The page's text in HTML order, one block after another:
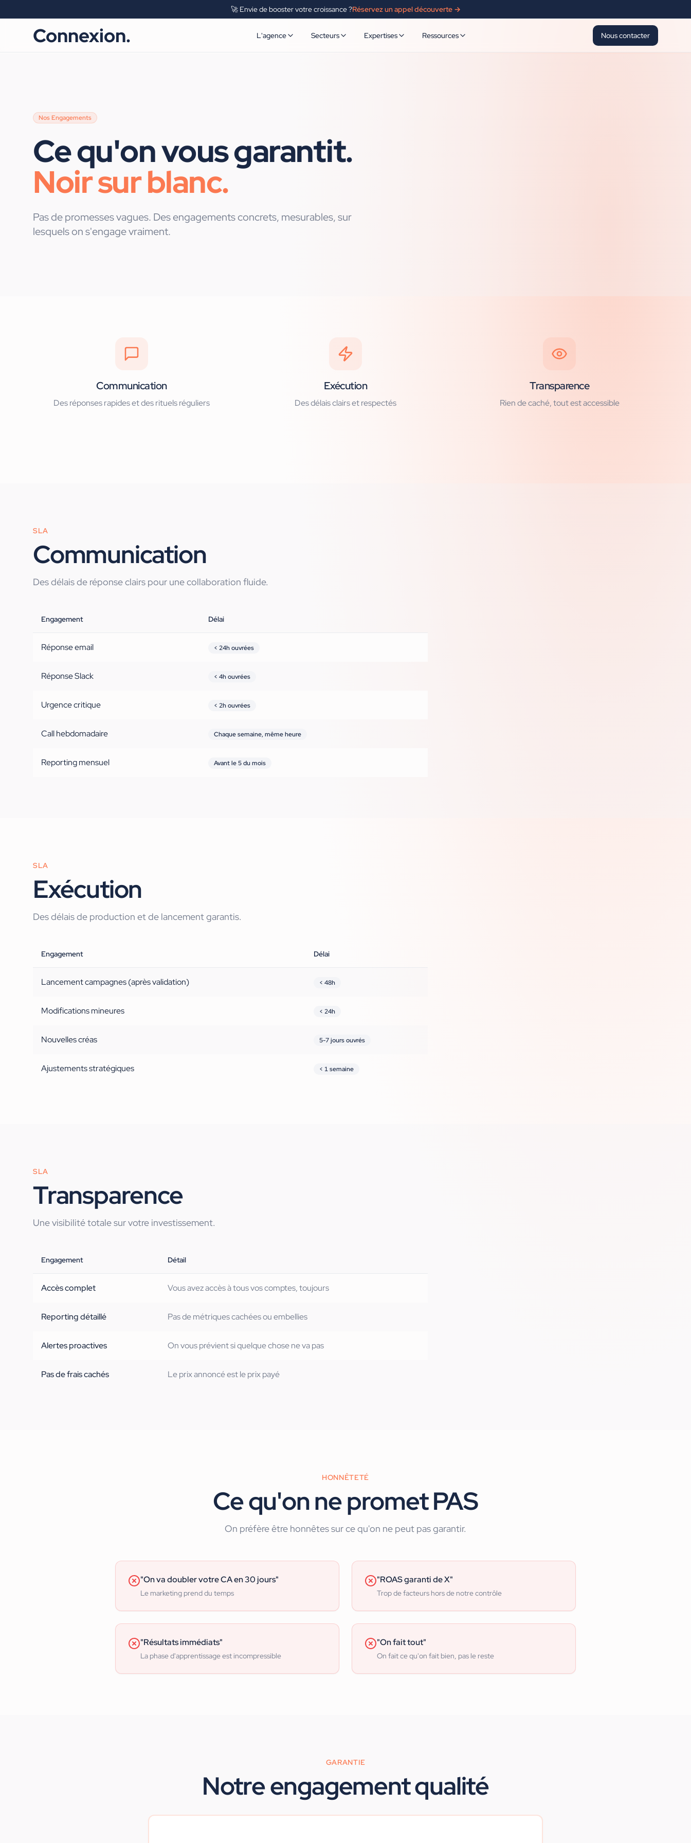
🚀 Envie de booster votre croissance ?Réservez un appel découverte →
Connexion. L'agence Secteurs Expertises Ressources Nous contacter
Nos Engagements
Ce qu'on vous garantit.
Noir sur blanc.
Pas de promesses vagues. Des engagements concrets, mesurables, sur
lesquels on s'engage vraiment.
Communication
Des réponses rapides et des rituels réguliers
Exécution
Des délais clairs et respectés
Transparence
Rien de caché, tout est accessible
SLA
Communication
Des délais de réponse clairs pour une collaboration fluide.
Engagement Délai
Réponse email < 24h ouvrées
Réponse Slack < 4h ouvrées
Urgence critique < 2h ouvrées
Call hebdomadaire Chaque semaine, même heure
Reporting mensuel Avant le 5 du mois
SLA
Exécution
Des délais de production et de lancement garantis.
Engagement Délai
Lancement campagnes (après validation) < 48h
Modifications mineures < 24h
Nouvelles créas 5-7 jours ouvrés
Ajustements stratégiques < 1 semaine
SLA
Transparence
Une visibilité totale sur votre investissement.
Engagement Détail
Accès complet Vous avez accès à tous vos comptes, toujours
Reporting détaillé Pas de métriques cachées ou embellies
Alertes proactives On vous prévient si quelque chose ne va pas
Pas de frais cachés Le prix annoncé est le prix payé
HONNÊTETÉ
Ce qu'on ne promet PAS
On préfère être honnêtes sur ce qu'on ne peut pas garantir.
"On va doubler votre CA en 30 jours"
Le marketing prend du temps
"ROAS garanti de X"
Trop de facteurs hors de notre contrôle
"Résultats immédiats"
La phase d'apprentissage est incompressible
"On fait tout"
On fait ce qu'on fait bien, pas le reste
GARANTIE
Notre engagement qualité